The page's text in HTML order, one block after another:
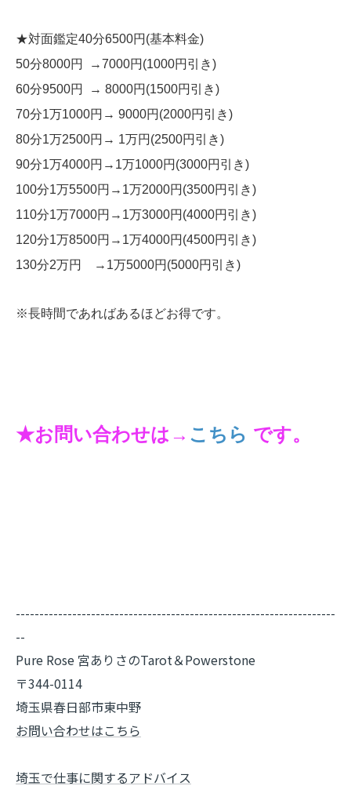
★対面鑑定40分6500円(基本料金)
50分8000円 →7000円(1000円引き)
60分9500円 → 8000円(1500円引き)
70分1万1000円→ 9000円(2000円引き)
80分1万2500円→ 1万円(2500円引き)
90分1万4000円→1万1000円(3000円引き)
100分1万5500円→1万2000円(3500円引き)
110分1万7000円→1万3000円(4000円引き)
120分1万8500円→1万4000円(4500円引き)
130分2万円 →1万5000円(5000円引き)
※長時間であればあるほどお得です。
★お問い合わせは→ こちら です。
--------------------------------------------------------------------
--
Pure Rose 宮ありさのTarot＆Powerstone
〒344-0114
埼玉県春日部市東中野
お問い合わせはこちら
埼玉で仕事に関するアドバイス